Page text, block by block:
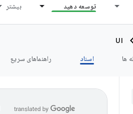
توسعه دهید بیشتر
UI
ها اسناد راهنماهای سریع